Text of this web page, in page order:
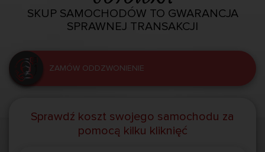
SKUP SAMOCHODÓW TO GWARANCJA
SPRAWNEJ TRANSAKCJI
ZAMÓW ODDZWONIENIE
Sprawdź koszt swojego samochodu za
pomocą kilku kliknięć